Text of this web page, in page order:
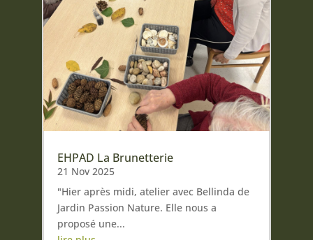
EHPAD La Brunetterie
21 Nov 2025
"Hier après midi, atelier avec Bellinda de
Jardin Passion Nature. Elle nous a
proposé une...